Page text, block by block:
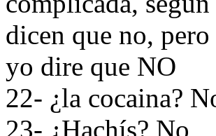
dicen que no,
yo dire que NO
22- ¿la cocaina?
23- ¿Hachís? No